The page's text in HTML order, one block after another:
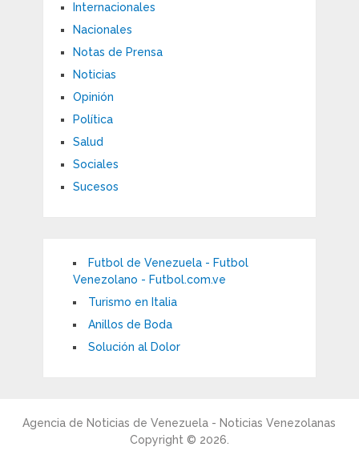
Internacionales
Nacionales
Notas de Prensa
Noticias
Opinión
Política
Salud
Sociales
Sucesos
Futbol de Venezuela - Futbol
Venezolano - Futbol.com.ve
Turismo en Italia
Anillos de Boda
Solución al Dolor
Agencia de Noticias de Venezuela - Noticias Venezolanas
Copyright © 2026.